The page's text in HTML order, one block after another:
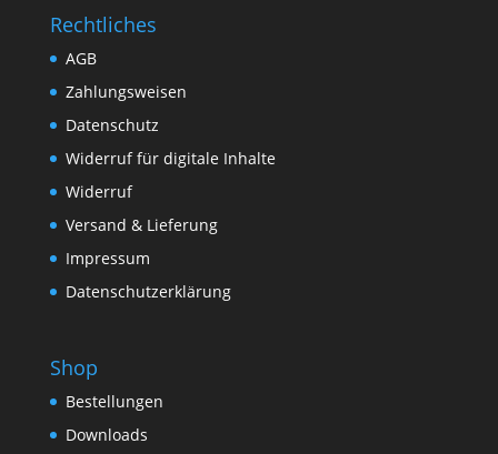
Rechtliches
AGB
Zahlungsweisen
Datenschutz
Widerruf für digitale Inhalte
Widerruf
Versand & Lieferung
Impressum
Datenschutzerklärung
Shop
Bestellungen
Downloads